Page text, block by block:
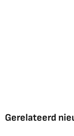
Gerelateerd